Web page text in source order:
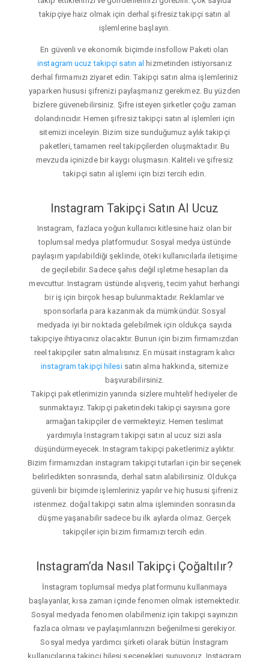
takipçiye haiz olmak için derhal şifresiz takipçi satın al
işlemlerine başlayın.
En güvenli ve ekonomik biçimde insfollow Paketi olan
instagram ucuz takipçi satın al hizmetinden istiyorsanız
derhal firmamızı ziyaret edin. Takipçi satın alma işlemleriniz
yaparken hususi şifrenizi paylaşmanız gerekmez. Bu yüzden
bizlere güvenebilirsiniz. Şifre isteyen şirketler çoğu zaman
dolandırıcıdır. Hemen şifresiz takipçi satın al işlemleri için
sitemizi inceleyin. Bizim size sunduğumuz aylık takipçi
paketleri, tamamen reel takipçilerden oluşmaktadır. Bu
mevzuda içinizde bir kaygı oluşmasın. Kaliteli ve şifresiz
takipçi satın al işlemi için bizi tercih edin.
Instagram Takipçi Satın Al Ucuz
Instagram, fazlaca yoğun kullanıcı kitlesine haiz olan bir
toplumsal medya platformudur. Sosyal medya üstünde
paylaşım yapılabildiği şeklinde, öteki kullanıcılarla iletişime
de geçilebilir. Sadece şahıs değil işletme hesapları da
mevcuttur. Instagram üstünde alışveriş, tecim yahut herhangi
bir iş için birçok hesap bulunmaktadır. Reklamlar ve
sponsorlarla para kazanmak da mümkündür. Sosyal
medyada iyi bir noktada gelebilmek için oldukça sayıda
takipçiye ihtiyacınız olacaktır. Bunun için bizim firmamızdan
reel takipçiler satın almalısınız. En müsait instagram kalıcı
instagram takipçi hilesisatın alma hakkında, sitemize
başvurabilirsiniz.
Takipçi paketlerimizin yanında sizlere muhtelif hediyeler de
sunmaktayız. Takipçi paketindeki takipçi sayısına gore
armağan takipçiler de vermekteyiz. Hemen teslimat
yardımıyla Instagram takipçi satın al ucuz sizi asla
düşündürmeyecek. Instagram takipçi paketlerimiz aylıktır.
Bizim firmamızdan instagram takipçi tutarları için bir seçenek
belirledikten sonrasında, derhal satın alabilirsiniz. Oldukça
güvenli bir biçimde işlemleriniz yapılır ve hiç hususi şifreniz
istenmez. doğal takipçi satın alma işleminden sonrasında
düşme yaşanabilir sadece bu ilk aylarda olmaz. Gerçek
takipçiler için bizim firmamızı tercih edin.
Instagram’da Nasıl Takipçi Çoğaltılır?
İnstagram toplumsal medya platformunu kullanmaya
başlayanlar, kısa zaman içinde fenomen olmak istemektedir.
Sosyal medyada fenomen olabilmeniz için takipçi sayınızın
fazlaca olması ve paylaşımlarınızın beğenilmesi gerekiyor.
Sosyal medya yardımcı şirketi olarak bütün İnstagram
kullanıcılarına takipçi hilesi seçenekleri sunuyoruz. Instagram